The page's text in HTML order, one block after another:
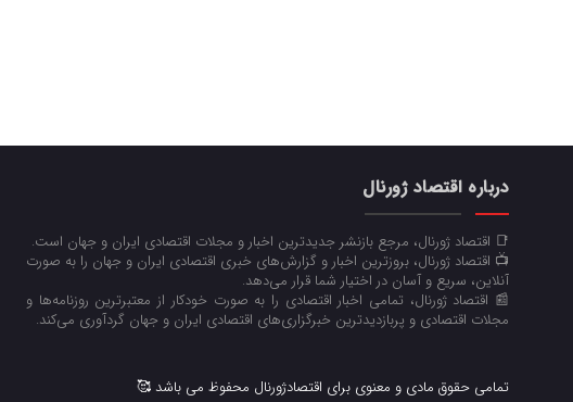
درباره اقتصاد ژورنال
📑 اقتصاد ژورنال، مرجع بازنشر جدیدترین اخبار و مجلات اقتصادی ایران و جهان است.
📺 اقتصاد ژورنال، بروزترین اخبار و گزارش‌های خبری اقتصادی ایران و جهان را به صورت
آنلاین، سریع و آسان در اختیار شما قرار می‌‌دهد.
📰 اقتصاد ژورنال، تمامی اخبار اقتصادی را به صورت خودکار از معتبرترین روزنامه‌ها و
مجلات اقتصادی و پربازدیدترین خبرگزاری‌های اقتصادی ایران و جهان گردآوری می‌کند.
تمامی حقوق مادی و معنوی برای اقتصادژورنال محفوظ می باشد 🥰